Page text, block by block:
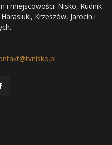
i miejscowości: Nisko, Rudnik
Krzeszów, Jarocin i